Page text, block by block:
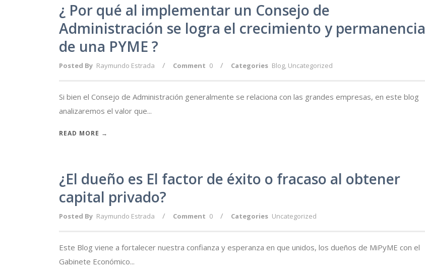
¿ Por qué al implementar un Consejo de
Administración se logra el crecimiento y permanencia
de una PYME ?
Posted By Raymundo Estrada / Comment 0 / Categories Blog, Uncategorized
Si bien el Consejo de Administración generalmente se relaciona con las grandes empresas, en este blog
analizaremos el valor que...
READ MORE →
¿El dueño es El factor de éxito o fracaso al obtener
capital privado?
Posted By Raymundo Estrada / Comment 0 / Categories Uncategorized
Este Blog viene a fortalecer nuestra confianza y esperanza en que unidos, los dueños de MiPyME con el
Gabinete Económico...